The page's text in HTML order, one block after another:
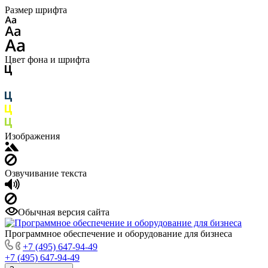
Размер шрифта
Цвет фона и шрифта
Изображения
Озвучивание текста
Обычная версия сайта
Программное обеспечение и оборудование для бизнеса
+7 (495) 647-94-49
+7 (495) 647-94-49